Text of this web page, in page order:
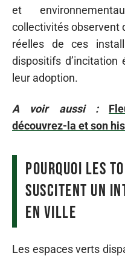
et
collectivités observent
réelles de ces
dispositifs d’incitation
leur adoption.
A voir aussi :
découvrez-la et son
Pourquoi les
suscitent un
en ville
Les espaces verts